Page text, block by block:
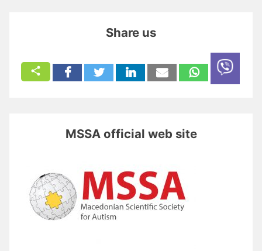
Share us
MSSA official web site